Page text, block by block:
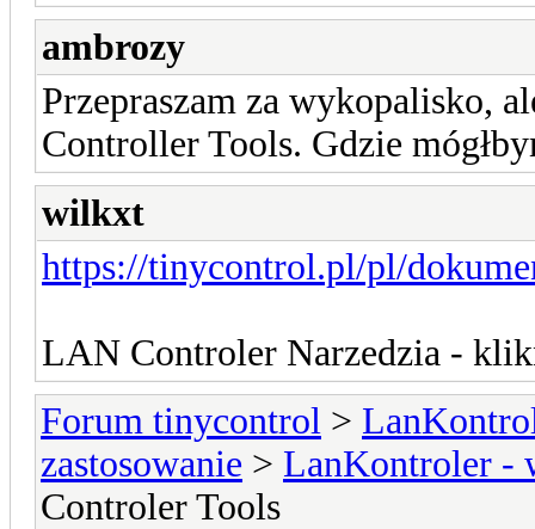
ambrozy
Przepraszam za wykopalisko,
Controller Tools. Gdzie
wilkxt
https://tinycontrol.pl/pl/
LAN Controler Narzedzia -
Forum tinycontrol >
zastosowanie > LanKontroler -
Controler Tools